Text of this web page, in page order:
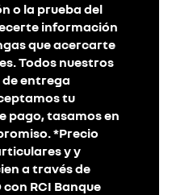
o la prueba del
información
que acercarte
Todos nuestros
entrega
tu
pago, tasamos en
*Precio
y y
a través de
RCI Banque